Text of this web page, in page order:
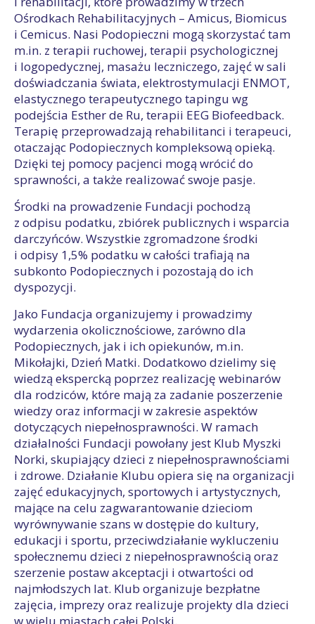
Ośrodkach Rehabilitacyjnych – Amicus, Biomicus
i Cemicus. Nasi Podopieczni mogą skorzystać tam
m.in. z terapii ruchowej, terapii psychologicznej
i logopedycznej, masażu leczniczego, zajęć w sali
doświadczania świata, elektrostymulacji ENMOT,
elastycznego terapeutycznego tapingu wg
podejścia Esther de Ru, terapii EEG Biofeedback.
Terapię przeprowadzają rehabilitanci i terapeuci,
otaczając Podopiecznych kompleksową opieką.
Dzięki tej pomocy pacjenci mogą wrócić do
sprawności, a także realizować swoje pasje.
Środki na prowadzenie Fundacji pochodzą
z odpisu podatku, zbiórek publicznych i wsparcia
darczyńców. Wszystkie zgromadzone środki
i odpisy 1,5% podatku w całości trafiają na
subkonto Podopiecznych i pozostają do ich
dyspozycji.
Jako Fundacja organizujemy i prowadzimy
wydarzenia okolicznościowe, zarówno dla
Podopiecznych, jak i ich opiekunów, m.in.
Mikołajki, Dzień Matki. Dodatkowo dzielimy się
wiedzą ekspercką poprzez realizację webinarów
dla rodziców, które mają za zadanie poszerzenie
wiedzy oraz informacji w zakresie aspektów
dotyczących niepełnosprawności. W ramach
działalności Fundacji powołany jest Klub Myszki
Norki, skupiający dzieci z niepełnosprawnościami
i zdrowe. Działanie Klubu opiera się na organizacji
zajęć edukacyjnych, sportowych i artystycznych,
mające na celu zagwarantowanie dzieciom
wyrównywanie szans w dostępie do kultury,
edukacji i sportu, przeciwdziałanie wykluczeniu
społecznemu dzieci z niepełnosprawnością oraz
szerzenie postaw akceptacji i otwartości od
najmłodszych lat. Klub organizuje bezpłatne
zajęcia, imprezy oraz realizuje projekty dla dzieci